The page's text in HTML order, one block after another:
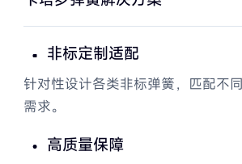
通力电梯制动
非标定制适配
针对性设计各类非标弹簧，匹配不
需求。
高质量保障